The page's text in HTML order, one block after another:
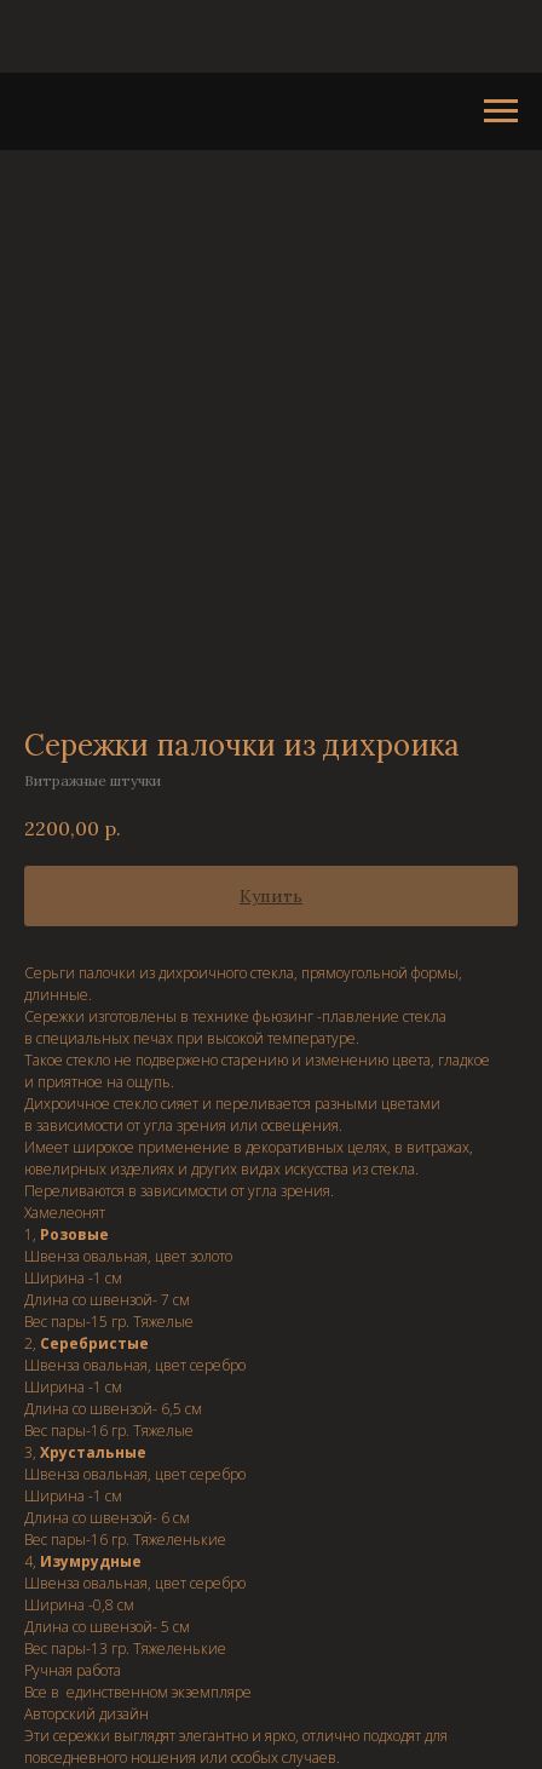
Сережки палочки из дихроика
Витражные штучки
2200,00 р.
Купить
Серьги палочки из дихроичного стекла, прямоугольной формы,
длинные.
Сережки изготовлены в технике фьюзинг -плавление стекла
в специальных печах при высокой температуре.
Такое стекло не подвержено старению и изменению цвета, гладкое
и приятное на ощупь.
Дихроичное стекло сияет и переливается разными цветами
в зависимости от угла зрения или освещения.
Имеет широкое применение в декоративных целях, в витражах,
ювелирных изделиях и других видах искусства из стекла.
Переливаются в зависимости от угла зрения.
Хамелеонят
1, Розовые
Швенза овальная, цвет золото
Ширина -1 см
Длина со швензой- 7 см
Вес пары-15 гр. Тяжелые
2, Серебристые
Швенза овальная, цвет серебро
Ширина -1 см
Длина со швензой- 6,5 см
Вес пары-16 гр. Тяжелые
3, Хрустальные
Швенза овальная, цвет серебро
Ширина -1 см
Длина со швензой- 6 см
Вес пары-16 гр. Тяжеленькие
4, Изумрудные
Швенза овальная, цвет серебро
Ширина -0,8 см
Длина со швензой- 5 см
Вес пары-13 гр. Тяжеленькие
Ручная работа
Все в единственном экземпляре
Авторский дизайн
Эти сережки выглядят элегантно и ярко, отлично подходят для
повседневного ношения или особых случаев.